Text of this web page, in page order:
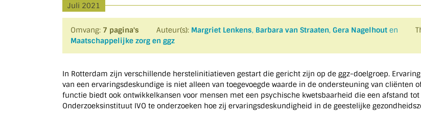
Juli 2021
Omvang: 7 pagina's Auteur(s): Margriet Lenkens, Barbara van Straaten, Gera Nagelhout en
Maatschappelijke zorg en ggz
In Rotterdam zijn verschillende herstelinitiatieven gestart die gericht zijn op de ggz-doelgroep.
van een ervaringsdeskundige is niet alleen van toegevoegde waarde in de ondersteuning van cliënten
functie biedt ook ontwikkelkansen voor mensen met een psychische kwetsbaarheid die een afstand
Onderzoeksinstituut IVO te onderzoeken hoe zij ervaringsdeskundigheid in de geestelijke